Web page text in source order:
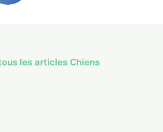
les articles Chiens